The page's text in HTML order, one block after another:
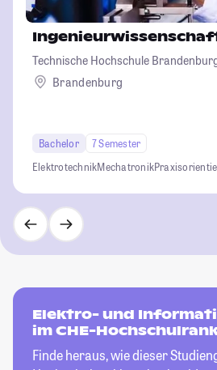
Technische Hochschule
Brandenburg
Bachelor
7 Semester
ElektrotechnikMechatronik
Elektro- und
im CHE-
Finde heraus, wie dieser